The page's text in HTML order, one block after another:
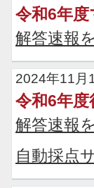
令和6年
解答速報
2024年11月
令和6年度
解答速報
自動採点